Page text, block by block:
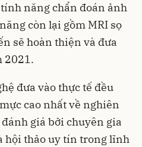
năng chẩn đoán ảnh
còn lại gồm MRI sọ
sẽ hoàn thiện và đưa
2021.
đưa vào thực tế đều
cao nhất về nghiên
giá bởi chuyên gia
hội thảo uy tín trong lĩnh